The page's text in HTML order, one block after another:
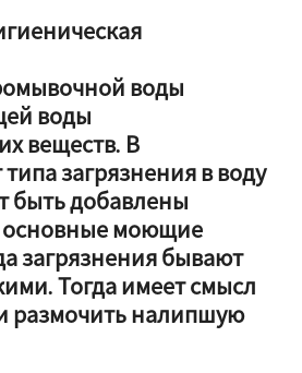
воды
воды
веществ. В
загрязнения в воду
быть добавлены
основные моющие
загрязнения бывают
Тогда имеет смысл
размочить налипшую